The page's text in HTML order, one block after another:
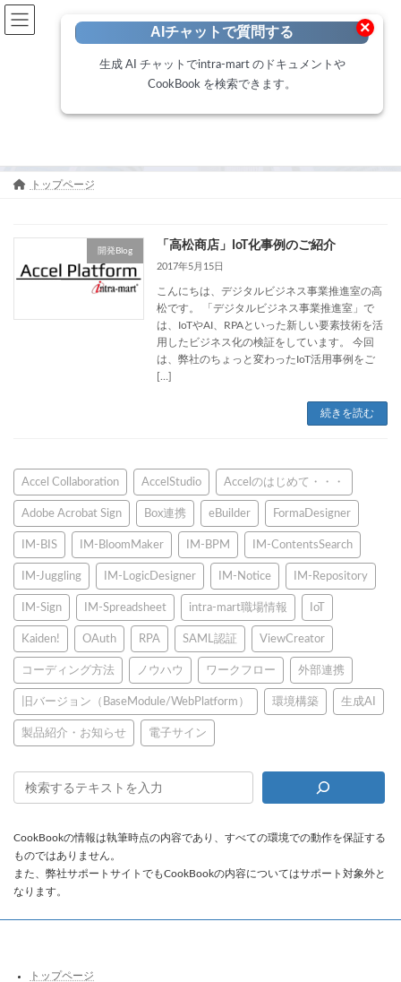
AIチャットで質問する
生成 AI チャットでintra-mart のドキュメントや
CookBook を検索できます。
×
開発者向けポータル
Developer Portal
CookBook
トップページ
開発Blog 「高松商店」IoT化事例のご紹介
2017年5月15日
こんにちは、デジタルビジネス事業推進室の高
松です。 「デジタルビジネス事業推進室」で
は、IoTやAI、RPAといった新しい要素技術を活
用したビジネス化の検証をしています。 今回
は、弊社のちょっと変わったIoT活用事例をご
[…]
続きを読む
Accel Collaboration AccelStudio Accelのはじめて・・・
Adobe Acrobat Sign Box連携 eBuilder FormaDesigner
IM-BIS IM-BloomMaker IM-BPM IM-ContentsSearch
IM-Juggling IM-LogicDesigner IM-Notice IM-Repository
IM-Sign IM-Spreadsheet intra-mart職場情報 IoT
Kaiden! OAuth RPA SAML認証 ViewCreator
コーディング方法 ノウハウ ワークフロー 外部連携
旧バージョン（BaseModule/WebPlatform） 環境構築 生成AI
製品紹介・お知らせ 電子サイン
CookBookの情報は執筆時点の内容であり、すべての環境での動作を保証する
ものではありません。
また、弊社サポートサイトでもCookBookの内容についてはサポート対象外と
なります。
トップページ